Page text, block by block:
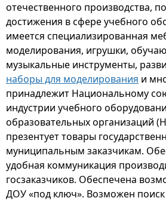
отечественного производства,
достижения в сфере учебного
имеется специализированная
моделирования, игрушки,
музыкальные инструменты,
наборы для моделирования и
принадлежит Национальному
индустрии учебного
образовательных организаций
презентует товары
муниципальным заказчикам.
удобная коммуникация
госзаказчиков. Обеспечена
ДОУ «под ключ». Возможен